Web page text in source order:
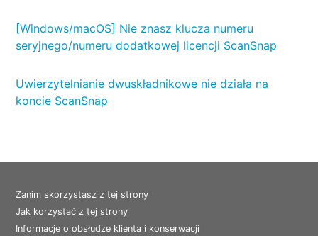
[Windows/macOS] Nie znasz klucza numeru
seryjnego/numeru dodatkowej licencji ScanSnap
Uwierzytelnianie dwuskładnikowe nie działa na
koncie ScanSnap
Zanim skorzystasz z tej strony
Jak korzystać z tej strony
Informacje o obsłudze klienta i konserwacji